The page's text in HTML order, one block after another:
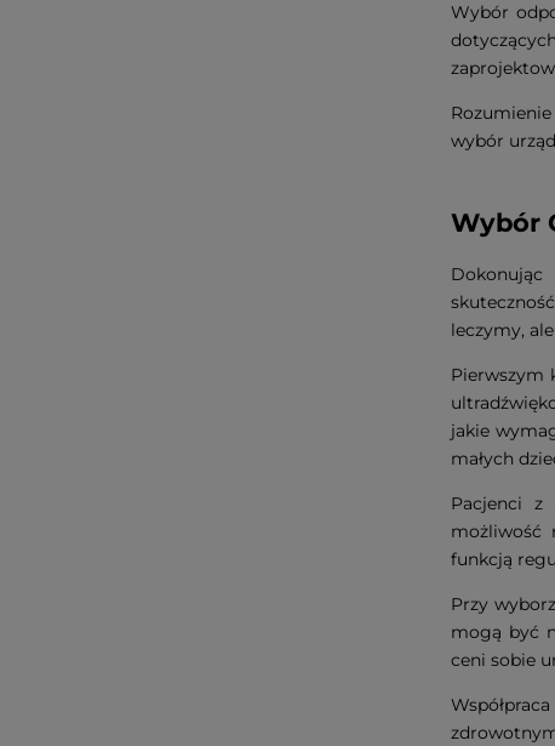
Wybór
wybór
Wybór
Dokonując
leczymy,
Pierwszym
jakie
małych
Pacjenci z
możliwość
funkcją
Przy
mogą być
ceni sobie